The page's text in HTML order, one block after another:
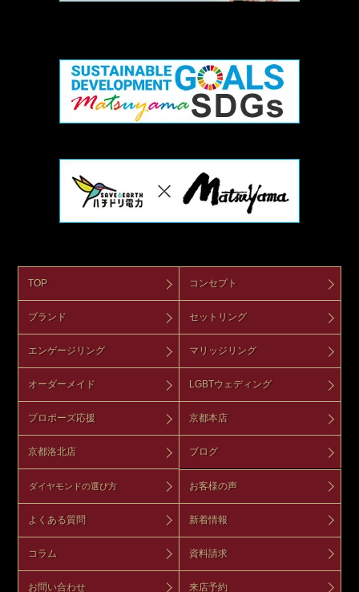
TOP コンセプト
ブランド セットリング
エンゲージリング マリッジリング
オーダーメイド LGBTウェディング
プロポーズ応援 京都本店
京都洛北店 ブログ
ダイヤモンドの選び方 お客様の声
よくある質問 新着情報
コラム 資料請求
お問い合わせ 来店予約